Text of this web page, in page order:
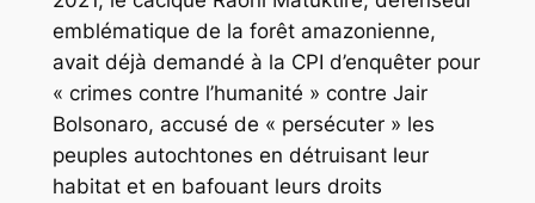
emblématique de la forêt amazonienne,
avait déjà demandé à la CPI d’enquêter pour
« crimes contre l’humanité » contre Jair
Bolsonaro, accusé de « persécuter » les
peuples autochtones en détruisant leur
habitat et en bafouant leurs droits